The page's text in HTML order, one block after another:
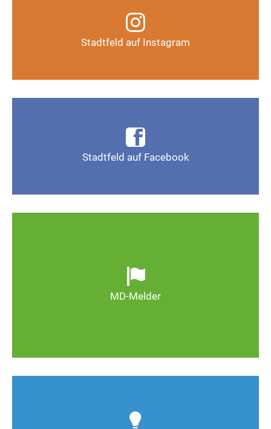
Stadtfeld auf Instagram
Instagram-Kanal
Auf Instagram folgen
Stadtfeld auf Facebook
Seite Magdeburg-Stadtfeld
MD-Melder
wild entsorgter Müll. Melden Sie Mängel, damit
Magdeburg schöner und lebenswerter wird.
Deine Ideen sind gefragt!